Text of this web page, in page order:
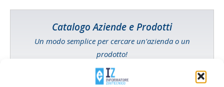
Catalogo Aziende e Prodotti
Un modo semplice per cercare un'azienda o un
prodotto!
Cerca adesso